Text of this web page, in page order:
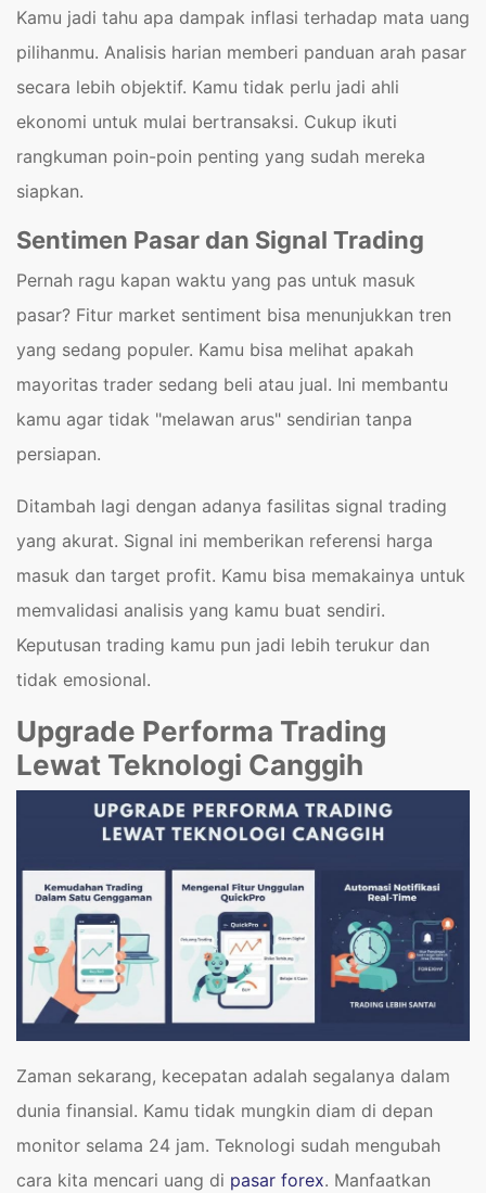
Kamu jadi tahu apa dampak inflasi terhadap mata uang
pilihanmu. Analisis harian memberi panduan arah pasar
secara lebih objektif. Kamu tidak perlu jadi ahli
ekonomi untuk mulai bertransaksi. Cukup ikuti
rangkuman poin-poin penting yang sudah mereka
siapkan.
Sentimen Pasar dan Signal Trading
Pernah ragu kapan waktu yang pas untuk masuk
pasar? Fitur market sentiment bisa menunjukkan tren
yang sedang populer. Kamu bisa melihat apakah
mayoritas trader sedang beli atau jual. Ini membantu
kamu agar tidak "melawan arus" sendirian tanpa
persiapan.
Ditambah lagi dengan adanya fasilitas signal trading
yang akurat. Signal ini memberikan referensi harga
masuk dan target profit. Kamu bisa memakainya untuk
memvalidasi analisis yang kamu buat sendiri.
Keputusan trading kamu pun jadi lebih terukur dan
tidak emosional.
Upgrade Performa Trading
Lewat Teknologi Canggih
Zaman sekarang, kecepatan adalah segalanya dalam
dunia finansial. Kamu tidak mungkin diam di depan
monitor selama 24 jam. Teknologi sudah mengubah
cara kita mencari uang di pasar forex. Manfaatkan